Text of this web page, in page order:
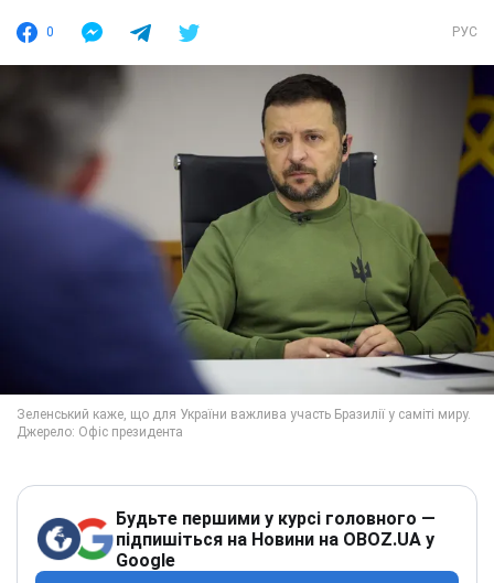
0 РУС
Будьте першими у курсі головного —
підпишіться на Новини на OBOZ.UA у
Google